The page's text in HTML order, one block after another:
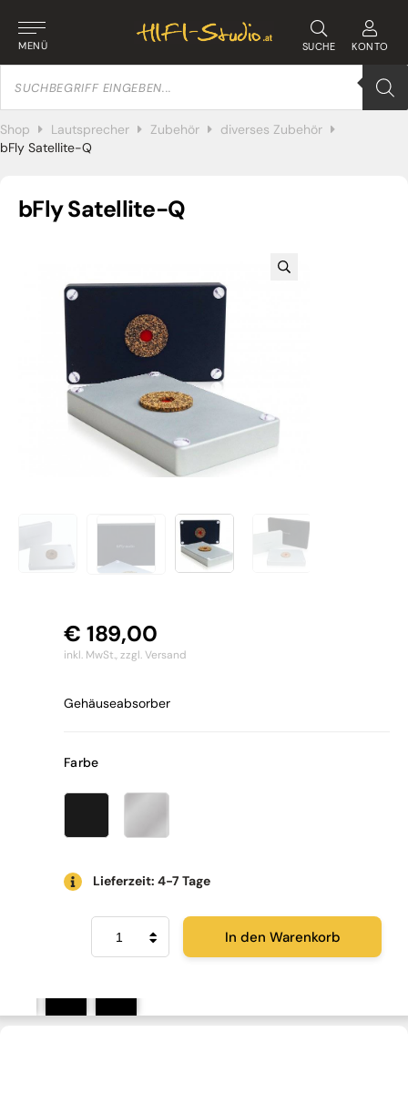
MENÜ SUCHE KONTO
Products
search
Shop Lautsprecher Zubehör
diverses Zubehör
bFly Satellite-Q
bFly Satellite-Q
€ 189,00
inkl. MwSt.,zzgl. Versand
Gehäuseabsorber
Farbe
Lieferzeit: 4-7 Tage
bFly
Satellite-
Q
In den Warenkorb